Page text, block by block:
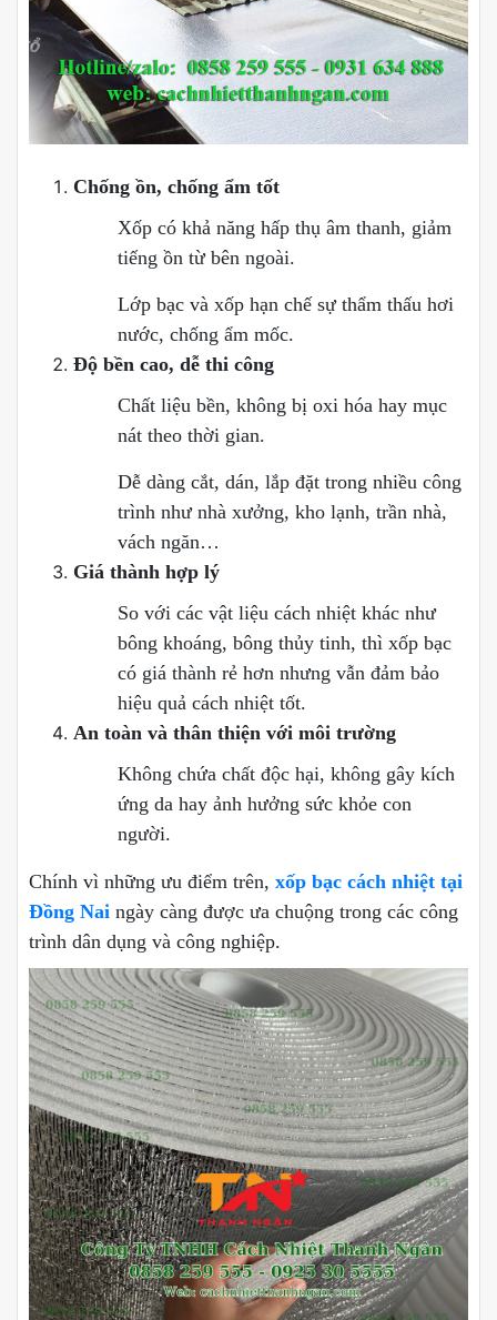
Chống ồn, chống ẩm tốt
Xốp có khả năng hấp thụ âm thanh, giảm
tiếng ồn từ bên ngoài.
Lớp bạc và xốp hạn chế sự thẩm thấu hơi
nước, chống ẩm mốc.
Độ bền cao, dễ thi công
Chất liệu bền, không bị oxi hóa hay mục
nát theo thời gian.
Dễ dàng cắt, dán, lắp đặt trong nhiều công
trình như nhà xưởng, kho lạnh, trần nhà,
vách ngăn…
Giá thành hợp lý
So với các vật liệu cách nhiệt khác như
bông khoáng, bông thủy tinh, thì xốp bạc
có giá thành rẻ hơn nhưng vẫn đảm bảo
hiệu quả cách nhiệt tốt.
An toàn và thân thiện với môi trường
Không chứa chất độc hại, không gây kích
ứng da hay ảnh hưởng sức khỏe con
người.
Chính vì những ưu điểm trên, xốp bạc cách nhiệt tại
Đồng Nai ngày càng được ưa chuộng trong các công
trình dân dụng và công nghiệp.